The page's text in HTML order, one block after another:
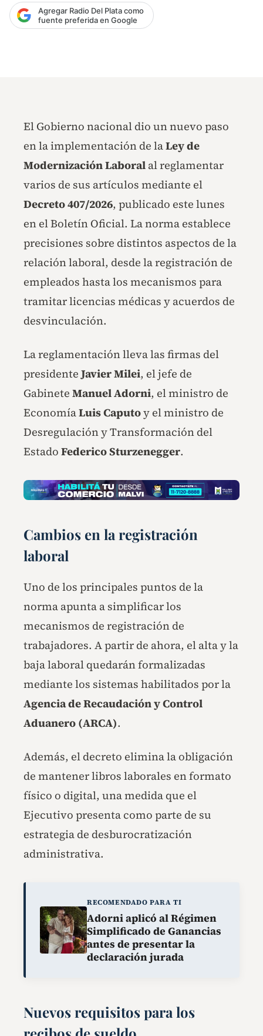
Agregar Radio Del Plata como
fuente preferida en Google
El Gobierno nacional dio un nuevo paso
en la implementación de laLey de
Modernización Laboral al reglamentar
varios de sus artículos mediante el
Decreto 407/2026, publicado este lunes
en el Boletín Oficial. La norma establece
precisiones sobre distintos aspectos de la
relación laboral, desde la registración de
empleados hasta los mecanismos para
tramitar licencias médicas y acuerdos de
desvinculación.
La reglamentación lleva las firmas del
presidenteJavier Milei, el jefe de
Gabinete Manuel Adorni, el ministro de
EconomíaLuis Caputoy el ministro de
Desregulación y Transformación del
Estado Federico Sturzenegger.
Cambios en la registración
laboral
Uno de los principales puntos de la
norma apunta a simplificar los
mecanismos de registración de
trabajadores. A partir de ahora, el alta y la
baja laboral quedarán formalizadas
mediante los sistemas habilitados por la
Agencia de Recaudación y Control
Aduanero (ARCA).
Además, el decreto elimina la obligación
de mantener libros laborales en formato
físico o digital, una medida que el
Ejecutivo presenta como parte de su
estrategia de desburocratización
administrativa.
RECOMENDADO PARA TI
Adorni aplicó al Régimen
Simplificado de Ganancias
antes de presentar la
declaración jurada
Nuevos requisitos para los